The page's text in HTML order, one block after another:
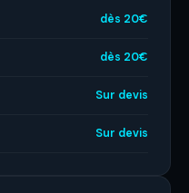
dès 20€
dès 20€
Sur devis
Sur devis